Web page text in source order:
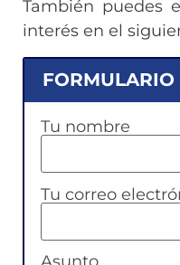
También puedes
interés en el
FORMULARIO
Tu nombre
Tu correo